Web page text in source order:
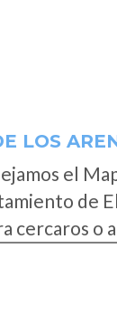
LOS
el
de
cercaros o